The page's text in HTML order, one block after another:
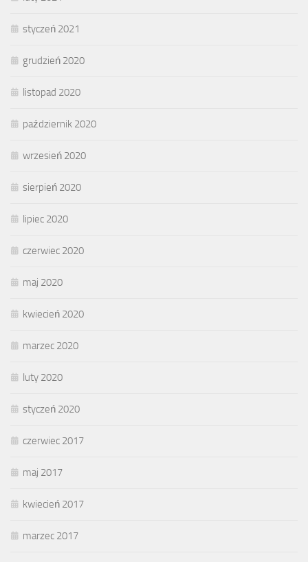
styczeń 2021
grudzień 2020
listopad 2020
październik 2020
wrzesień 2020
sierpień 2020
lipiec 2020
czerwiec 2020
maj 2020
kwiecień 2020
marzec 2020
luty 2020
styczeń 2020
czerwiec 2017
maj 2017
kwiecień 2017
marzec 2017